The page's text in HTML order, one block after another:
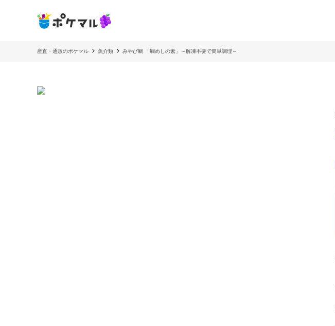
産直・通販のポケマル 魚介類 みやび鯛 「鯛めしの素」～解凍不要で簡単調理～